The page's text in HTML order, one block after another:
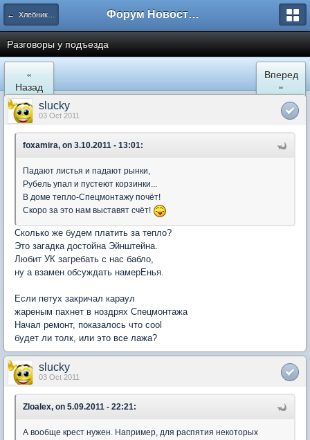
← Хлебниково Форум Новостройки
Разговоры у подъезда
«
Назад
Вперед
»
slucky
03 Oct 2011
foxamira, on 3.10.2011 - 13:01:
Падают листья и падают рынки,
Рубель упал и пустеют корзинки...
В доме тепло-Спецмонтажу почёт!
Скоро за это нам выставят счёт!
Сколько же будем платить за тепло?
Это загадка достойна Эйнштейна.
Любит УК загребать с нас бабло,
ну а взамен обсуждать намерЕнья.
Если петух закричал караул
жареным пахнет в ноздрях Спецмонтажа
Начал ремонт, показалось что cool
будет ли толк, или это все лажа?
slucky
03 Oct 2011
Zloalex, on 5.09.2011 - 22:21:
А вообще крест нужен. Например, для распятия некоторых